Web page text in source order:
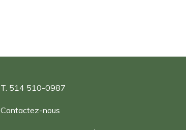
T. 514 510-0987
Contactez-nous